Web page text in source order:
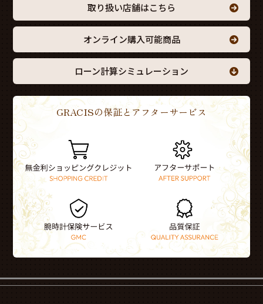
取り扱い店舗はこちら
オンライン購入可能商品
ローン計算シミュレーション
GRACISの保証とアフターサービス